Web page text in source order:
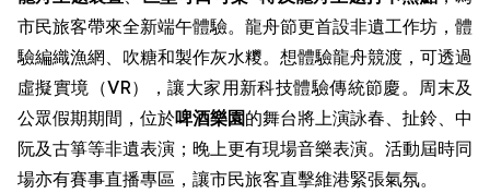
市民旅客帶來全新端午體驗。龍舟節更首設非遺工作坊，體
驗編織漁網、吹糖和製作灰水糭。想體驗龍舟競渡，可透過
虛擬實境（VR），讓大家用新科技體驗傳統節慶。周末及
公眾假期期間，位於啤酒樂園的舞台將上演詠春、扯鈴、中
阮及古箏等非遺表演；晚上更有現場音樂表演。活動屆時同
場亦有賽事直播專區，讓市民旅客直擊維港緊張氣氛。